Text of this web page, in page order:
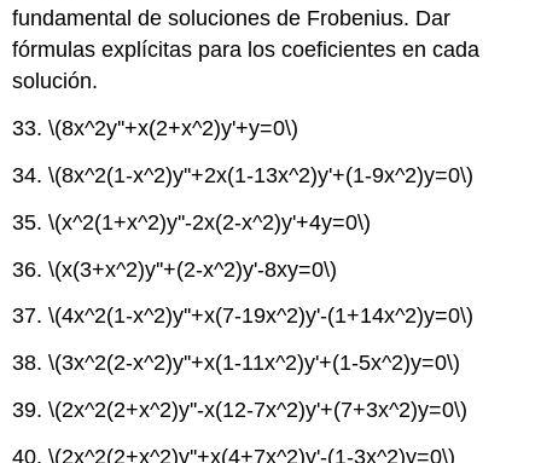
fundamental de soluciones de Frobenius. Dar
fórmulas explícitas para los coeficientes en cada
solución.
33.\(8x^2y''+x(2+x^2)y'+y=0\)
34.\(8x^2(1-x^2)y''+2x(1-13x^2)y'+(1-9x^2)y=0\)
35.\(x^2(1+x^2)y''-2x(2-x^2)y'+4y=0\)
36.\(x(3+x^2)y''+(2-x^2)y'-8xy=0\)
37.\(4x^2(1-x^2)y''+x(7-19x^2)y'-(1+14x^2)y=0\)
38.\(3x^2(2-x^2)y''+x(1-11x^2)y'+(1-5x^2)y=0\)
39.\(2x^2(2+x^2)y''-x(12-7x^2)y'+(7+3x^2)y=0\)
40.\(2x^2(2+x^2)y''+x(4+7x^2)y'-(1-3x^2)y=0\)